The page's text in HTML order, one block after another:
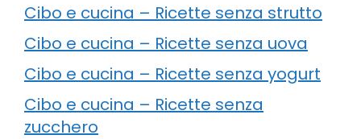
Cibo e cucina – Ricette senza strutto
Cibo e cucina – Ricette senza uova
Cibo e cucina – Ricette senza yogurt
Cibo e cucina – Ricette senza
zucchero